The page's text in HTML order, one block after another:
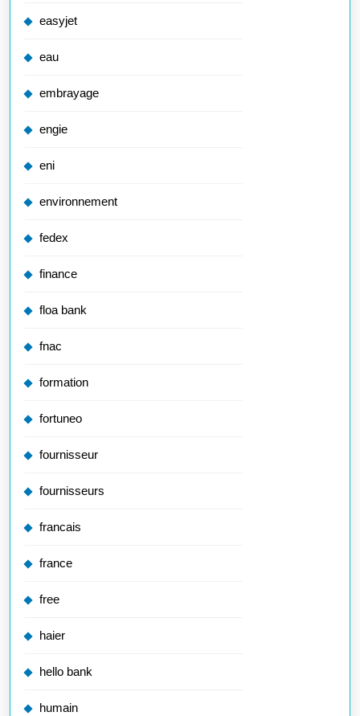
easyjet
eau
embrayage
engie
eni
environnement
fedex
finance
floa bank
fnac
formation
fortuneo
fournisseur
fournisseurs
francais
france
free
haier
hello bank
humain